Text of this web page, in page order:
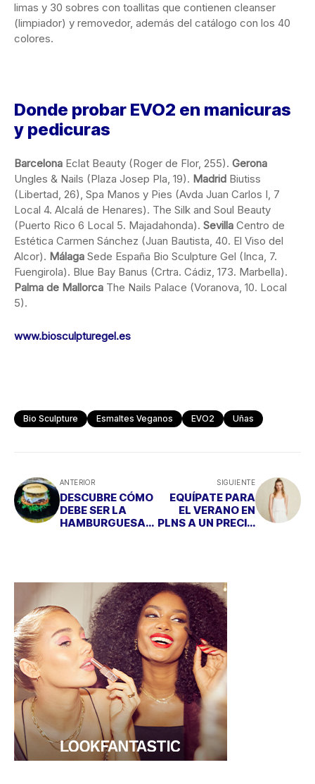
limas y 30 sobres con toallitas que contienen cleanser
(limpiador) y removedor, además del catálogo con los 40
colores.
Donde probar EVO2 en manicuras
y pedicuras
Barcelona Eclat Beauty (Roger de Flor, 255). Gerona
Ungles & Nails (Plaza Josep Pla, 19). Madrid Biutiss
(Libertad, 26), Spa Manos y Pies (Avda Juan Carlos I, 7
Local 4. Alcalá de Henares). The Silk and Soul Beauty
(Puerto Rico 6 Local 5. Majadahonda). Sevilla Centro de
Estética Carmen Sánchez (Juan Bautista, 40. El Viso del
Alcor). Málaga Sede España Bio Sculpture Gel (Inca, 7.
Fuengirola). Blue Bay Banus (Crtra. Cádiz, 173. Marbella).
Palma de Mallorca The Nails Palace (Voranova, 10. Local
5).
www.biosculpturegel.es
Bio Sculpture Esmaltes Veganos EVO2 Uñas
ANTERIOR
DESCUBRE CÓMO
DEBE SER LA
HAMBURGUESA
SIGUIENTE
EQUÍPATE PARA
EL VERANO EN
PLNS A UN PRECIO